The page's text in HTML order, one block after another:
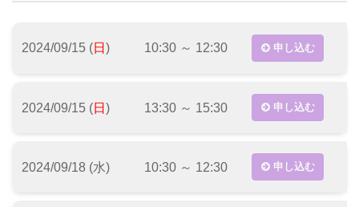
2024/09/15 (日 ) 10:30 ～ 12:30 申し込む
2024/09/15 (日 ) 13:30 ～ 15:30 申し込む
2024/09/18 (水) 10:30 ～ 12:30 申し込む